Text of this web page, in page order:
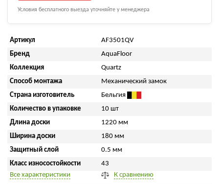
Условия бесплатного выезда уточняйте у менеджера
Артикул
AF3501QV
Бренд
AquaFloor
Коллекция
Quartz
Способ монтажа
Механический замок
Страна изготовитель
Бельгия
Количество в упаковке
10 шт
Длина доски
1220 мм
Ширина доски
180 мм
Защитный слой
0.5 мм
Класс износостойкости
43
Все характеристики
К сравнению